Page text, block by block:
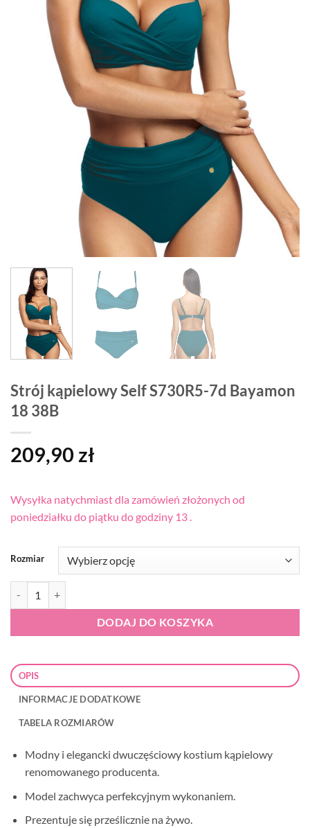
Strój kąpielowy Self S730R5-7d Bayamon
18 38B
209,90 zł
Wysyłka natychmiast dla zamówień złożonych od
poniedziałku do piątku do godziny 13 .
Rozmiar
DODAJ DO KOSZYKA
OPIS
INFORMACJE DODATKOWE
TABELA ROZMIARÓW
Modny i elegancki dwuczęściowy kostium kąpielowy
renomowanego producenta.
Model zachwyca perfekcyjnym wykonaniem.
Prezentuje się prześlicznie na żywo.